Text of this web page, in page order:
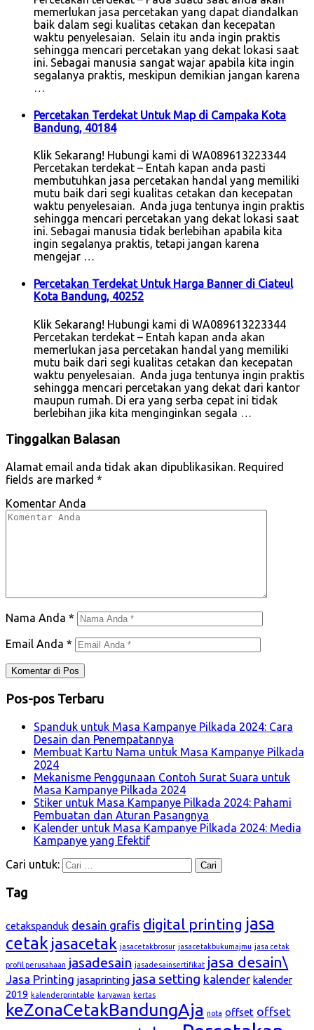
memerlukan jasa percetakan yang dapat diandalkan
baik dalam segi kualitas cetakan dan kecepatan
waktu penyelesaian. Selain itu anda ingin praktis
sehingga mencari percetakan yang dekat lokasi saat
ini. Sebagai manusia sangat wajar apabila kita ingin
segalanya praktis, meskipun demikian jangan karena
…
Percetakan Terdekat Untuk Map di Campaka Kota
Bandung, 40184
Klik Sekarang! Hubungi kami di WA089613223344
Percetakan terdekat – Entah kapan anda pasti
membutuhkan jasa percetakan handal yang memiliki
mutu baik dari segi kualitas cetakan dan kecepatan
waktu penyelesaian. Anda juga tentunya ingin praktis
sehingga mencari percetakan yang dekat lokasi saat
ini. Sebagai manusia tidak berlebihan apabila kita
ingin segalanya praktis, tetapi jangan karena
mengejar …
Percetakan Terdekat Untuk Harga Banner di Ciateul
Kota Bandung, 40252
Klik Sekarang! Hubungi kami di WA089613223344
Percetakan terdekat – Entah kapan anda akan
memerlukan jasa percetakan handal yang memiliki
mutu baik dari segi kualitas cetakan dan kecepatan
waktu penyelesaian. Anda juga tentunya ingin praktis
sehingga mencari percetakan yang dekat dari kantor
maupun rumah. Di era yang serba cepat ini tidak
berlebihan jika kita menginginkan segala …
Tinggalkan Balasan
Alamat email anda tidak akan dipublikasikan. Required
fields are marked *
Komentar Anda
Nama Anda *
Email Anda *
Pos-pos Terbaru
Spanduk untuk Masa Kampanye Pilkada 2024: Cara
Desain dan Penempatannya
Membuat Kartu Nama untuk Masa Kampanye Pilkada
2024
Mekanisme Penggunaan Contoh Surat Suara untuk
Masa Kampanye Pilkada 2024
Stiker untuk Masa Kampanye Pilkada 2024: Pahami
Pembuatan dan Aturan Pasangnya
Kalender untuk Masa Kampanye Pilkada 2024: Media
Kampanye yang Efektif
Cari untuk:
Tag
cetakspanduk desain grafis digital printing jasa
cetak jasacetak jasacetakbrosur jasacetakbukumajmu jasa cetak
profil perusahaan jasadesain jasadesainsertifikat jasa desain\
Jasa Printing jasaprinting jasa setting kalender kalender
2019 kalenderprintable karyawan kertas
keZonaCetakBandungAja nota offset offset